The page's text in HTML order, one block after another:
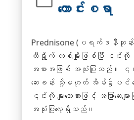
ကောင်းစရာ
Prednisone (ပရက်ဒနီဆုန်
တီးရွိုက်တစ်မျိုးဖြစ်ပြီး ၎င်းကို
အစားအဖြစ် အသုံးပြုသည်။ ၎င်းဆ
ဆေးခန်း သို့မဟုတ် အိမ်၌ပင်
၎င်းကို များသောအားဖြင့် အခြားဆေး
အသုံးပြုလေ့ရှိသည်။